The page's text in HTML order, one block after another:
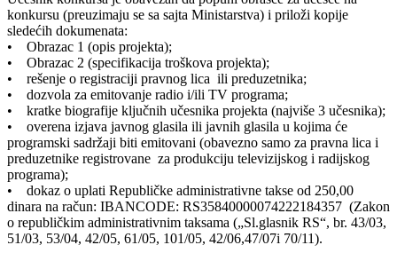
konkursu (preuzimaju se sa sajta Ministarstva) i priloži kopije
sledećih dokumenata:
• Obrazac 1 (opis projekta);
• Obrazac 2 (specifikacija troškova projekta);
• rešenje o registraciji pravnog lica ili preduzetnika;
• dozvola za emitovanje radio i/ili TV programa;
• kratke biografije ključnih učesnika projekta (najviše 3 učesnika);
• overena izjava javnog glasila ili javnih glasila u kojima će
programski sadržaji biti emitovani (obavezno samo za pravna lica i
preduzetnike registrovane za produkciju televizijskog i radijskog
programa);
• dokaz o uplati Republičke administrativne takse od 250,00
dinara na račun: IBANCODE: RS35840000074222184357 (Zakon
o republičkim administrativnim taksama („Sl.glasnik RS“, br. 43/03,
51/03, 53/04, 42/05, 61/05, 101/05, 42/06,47/07i 70/11).